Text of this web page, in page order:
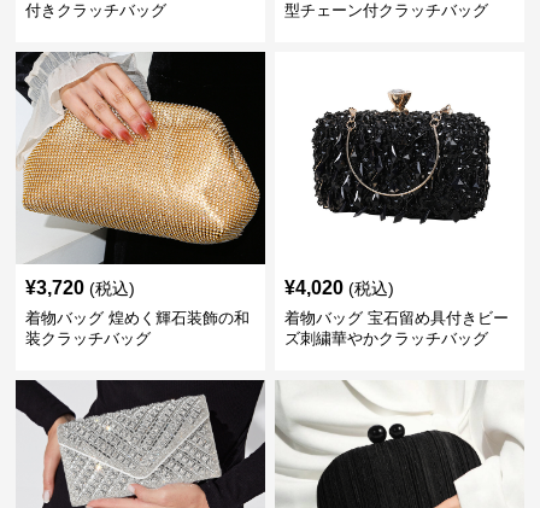
付きクラッチバッグ
型チェーン付クラッチバッグ
¥3,720 (税込)
着物バッグ 煌めく輝石装飾の和
装クラッチバッグ
¥4,020 (税込)
着物バッグ 宝石留め具付きビー
ズ刺繍華やかクラッチバッグ